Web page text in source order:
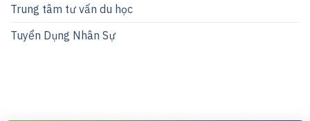
Trung tâm tư vấn du học
Tuyển Dụng Nhân Sự